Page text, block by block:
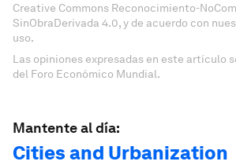
Creative Commons Reconocimiento-
SinObraDerivada 4.0, y de acuerdo con
uso.
Las opiniones expresadas en este artículo
del Foro Económico Mundial.
Mantente al día:
Cities and Urbanization